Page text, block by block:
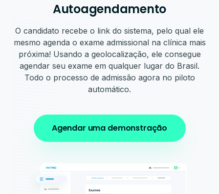
Autoagendamento
O candidato recebe o link do sistema, pelo qual ele
mesmo agenda o exame admissional na clínica mais
próxima! Usando a geolocalização, ele consegue
agendar seu exame em qualquer lugar do Brasil.
Todo o processo de admissão agora no piloto
automático.
Agendar uma demonstração